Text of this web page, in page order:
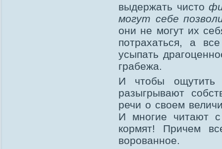
выдержать чисто
могут себе
они не могут их
потрахаться, а
усыпать
грабежа.
И чтобы ощутить
разыгрывают
речи о своем
И многие читают
кормят! Причем
ворованное.